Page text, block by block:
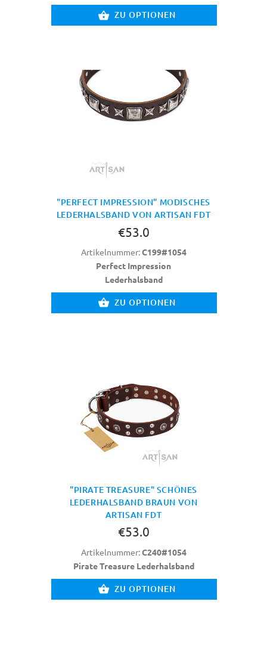
ZU OPTIONEN
"PERFECT IMPRESSION" MODISCHES
LEDERHALSBAND VON ARTISAN FDT
€53.0
Artikelnummer:C199#1054
Perfect Impression
Lederhalsband
ZU OPTIONEN
"PIRATE TREASURE" SCHÖNES
LEDERHALSBAND BRAUN VON
ARTISAN FDT
€53.0
Artikelnummer:C240#1054
Pirate Treasure Lederhalsband
ZU OPTIONEN